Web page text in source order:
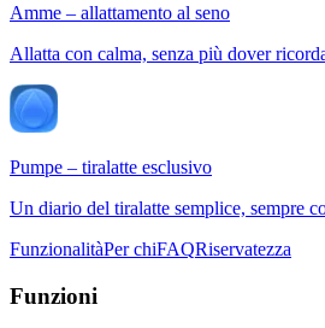
Amme – allattamento al seno
Allatta con calma, senza più dover
Pumpe – tiralatte esclusivo
Un diario del tiralatte semplice, sempre
FunzionalitàPer chiFAQRiservatezza
Funzioni